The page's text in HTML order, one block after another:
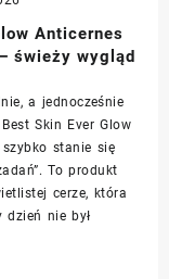
Anticernes
świeży wygląd
a jednocześnie
Skin Ever Glow
stanie się
To produkt
cerze, która
dzień nie był